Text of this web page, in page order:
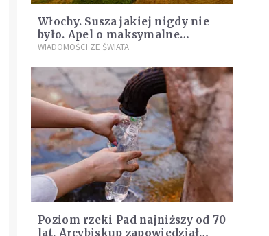
Włochy. Susza jakiej nigdy nie
było. Apel o maksymalne
oszczędzanie wody
WIADOMOŚCI ZE ŚWIATA
Poziom rzeki Pad najniższy od 70
lat. Arcybiskup zapowiedział